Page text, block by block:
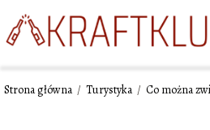
Strona główna / Turystyka / Co można